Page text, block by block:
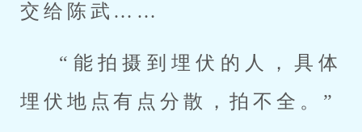
交给陈武……
“能拍摄到埋伏的人，具体
埋伏地点有点分散，拍不全。”